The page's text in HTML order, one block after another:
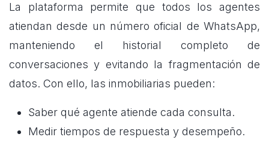
La plataforma permite que todos los agentes
atiendan desde un número oficial de WhatsApp,
manteniendo el historial completo de
conversaciones y evitando la fragmentación de
datos. Con ello, las inmobiliarias pueden:
Saber qué agente atiende cada consulta.
Medir tiempos de respuesta y desempeño.